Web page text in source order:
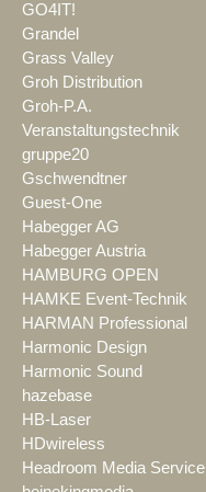
GO4IT!
Grandel
Grass Valley
Groh Distribution
Groh-P.A.
Veranstaltungstechnik
gruppe20
Gschwendtner
Guest-One
Habegger AG
Habegger Austria
HAMBURG OPEN
HAMKE Event-Technik
HARMAN Professional
Harmonic Design
Harmonic Sound
hazebase
HB-Laser
HDwireless
Headroom Media Service